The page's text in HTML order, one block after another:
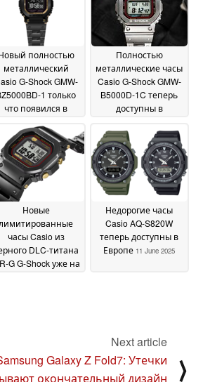
полностью
металлический
G-Shock GMW-
1 только
что появился в
международных
магазинов, запуск в
продажу не за
горами15 June 2025
Полностью
металлические часы
Casio G-Shock GMW-
B5000D-1C теперь
доступны в
June 2025
Новые
лимитированные
часы Casio из
DLC-титана
G G-Shock уже на
Недорогие часы
Casio AQ-S820W
теперь доступны в
Европе 11 June 2025
Next article
Galaxy Z Fold7: Утечки
окончательный дизайн
⟩